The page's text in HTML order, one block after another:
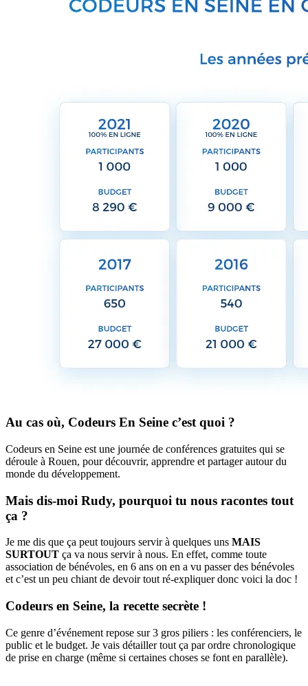
Au cas où, Codeurs En Seine c’est quoi ?
Codeurs en Seine est une journée de conférences gratuites qui se
déroule à Rouen, pour découvrir, apprendre et partager autour du
monde du développement.
Mais dis-moi Rudy, pourquoi tu nous racontes tout
ça ?
Je me dis que ça peut toujours servir à quelques uns MAIS
SURTOUT ça va nous servir à nous. En effet, comme toute
association de bénévoles, en 6 ans on en a vu passer des bénévoles
et c’est un peu chiant de devoir tout ré-expliquer donc voici la doc !
Codeurs en Seine, la recette secrète !
Ce genre d’événement repose sur 3 gros piliers : les conférenciers, le
public et le budget. Je vais détailler tout ça par ordre chronologique
de prise en charge (même si certaines choses se font en parallèle).